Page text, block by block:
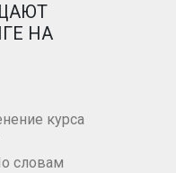
НА
курса
словам